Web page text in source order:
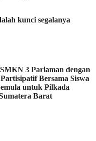
kunci segalanya
3 Pariaman dengan
Bersama Siswa
untuk Pilkada
Barat